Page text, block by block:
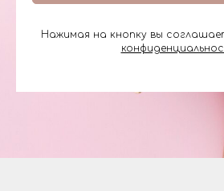
Нажимая на кнопку вы